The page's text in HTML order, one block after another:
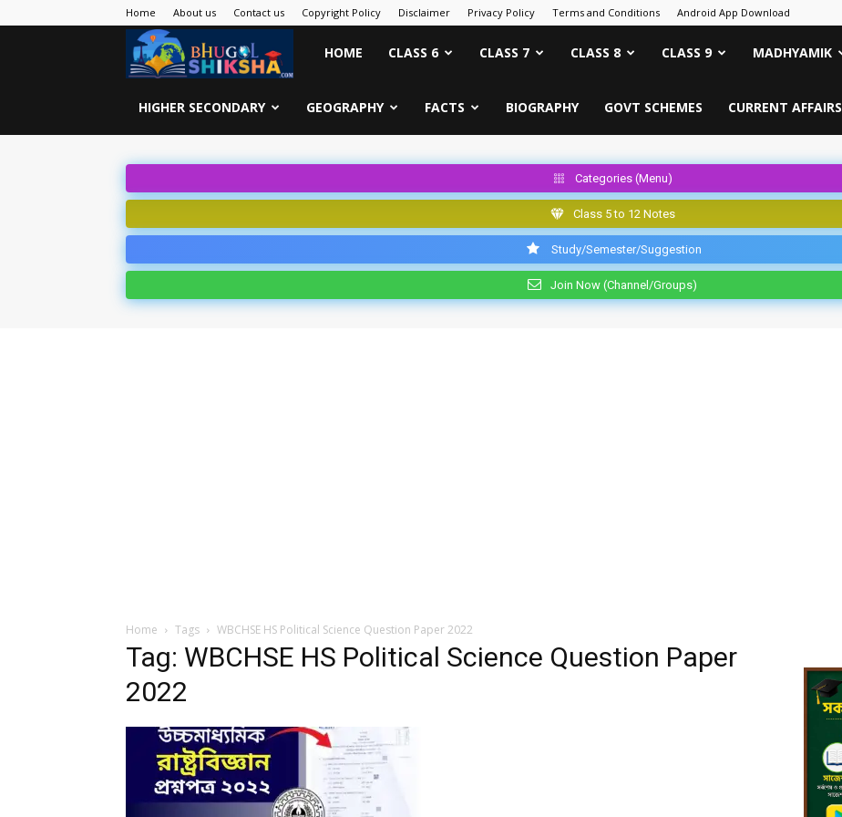
Home About us Contact us Copyright Policy Disclaimer Privacy Policy Terms and Conditions Android App Download
Bhugol
Shiksha
HOME CLASS 6 CLASS 7 CLASS 8 CLASS 9 MADHYAMIK
HIGHER SECONDARY GEOGRAPHY FACTS BIOGRAPHY GOVT SCHEMES CURRENT AFFAIRS
Categories (Menu)
Class 5 to 12 Notes
Study/Semester/Suggestion
Join Now (Channel/Groups)
Home Tags WBCHSE HS Political Science Question Paper 2022
Tag: WBCHSE HS Political Science Question Paper
2022